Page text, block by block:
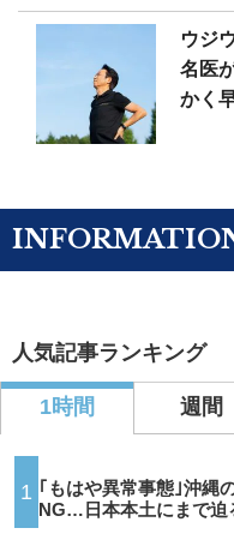
ウジ
名医
かく
人気記事ランキング
1時間 週間
1 ｢もはや異常事態｣沖縄
NG…日本本土にまで迫